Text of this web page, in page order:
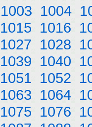
1003 1004
1015 1016
1027 1028
1039 1040
1051 1052
1063 1064
1075 1076